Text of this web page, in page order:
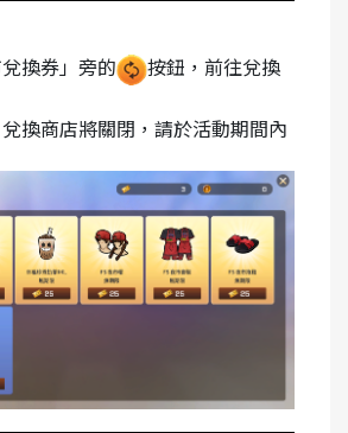
換券」旁的
按鈕，前往兌換
換商店將關閉，請於活動期間內